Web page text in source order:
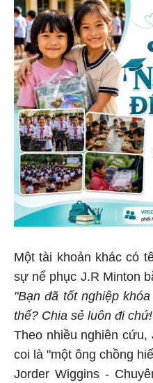
Một tài khoản khác có
sự nể phục J.R Minton
"Bạn đã tốt nghiệp
thế? Chia sẻ luôn đi
Theo nhiều nghiên
coi là "một ông chồng
Jorder Wiggins -